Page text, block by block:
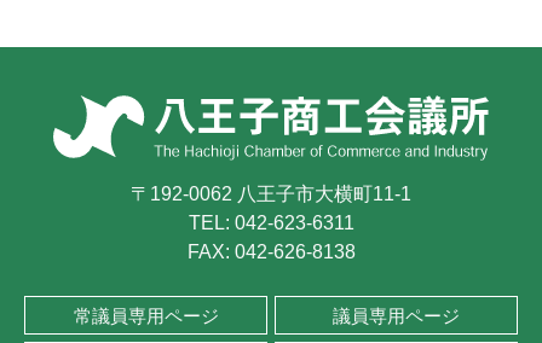
〒192-0062 八王子市大横町11-1
TEL: 042-623-6311
FAX: 042-626-8138
常議員専用ページ 議員専用ページ